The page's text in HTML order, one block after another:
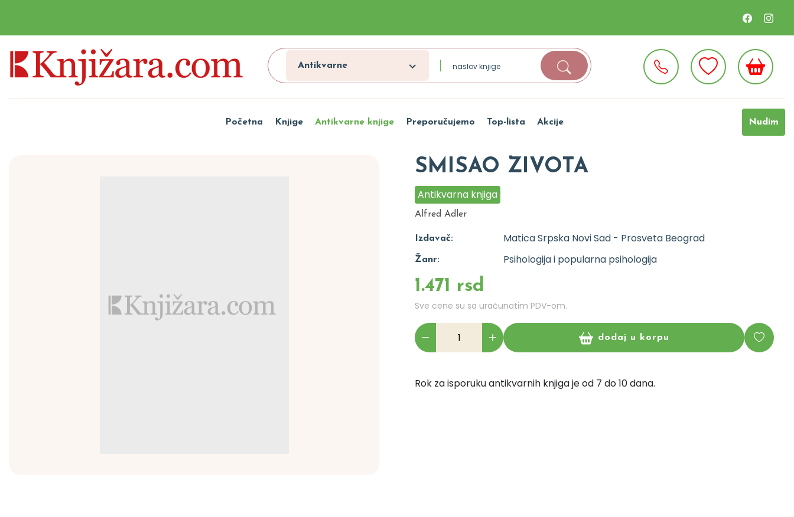
Antikvarne
Početna Knjige Antikvarne knjige Preporučujemo Top-lista Akcije Nudim
SMISAO ZIVOTA
Antikvarna knjiga
Alfred Adler
Izdavač: Matica Srpska Novi Sad - Prosveta Beograd
Žanr: Psihologija i popularna psihologija
1.471 rsd
Sve cene su sa uračunatim PDV-om.
dodaj u korpu
Rok za isporuku antikvarnih knjiga je od 7 do 10 dana.